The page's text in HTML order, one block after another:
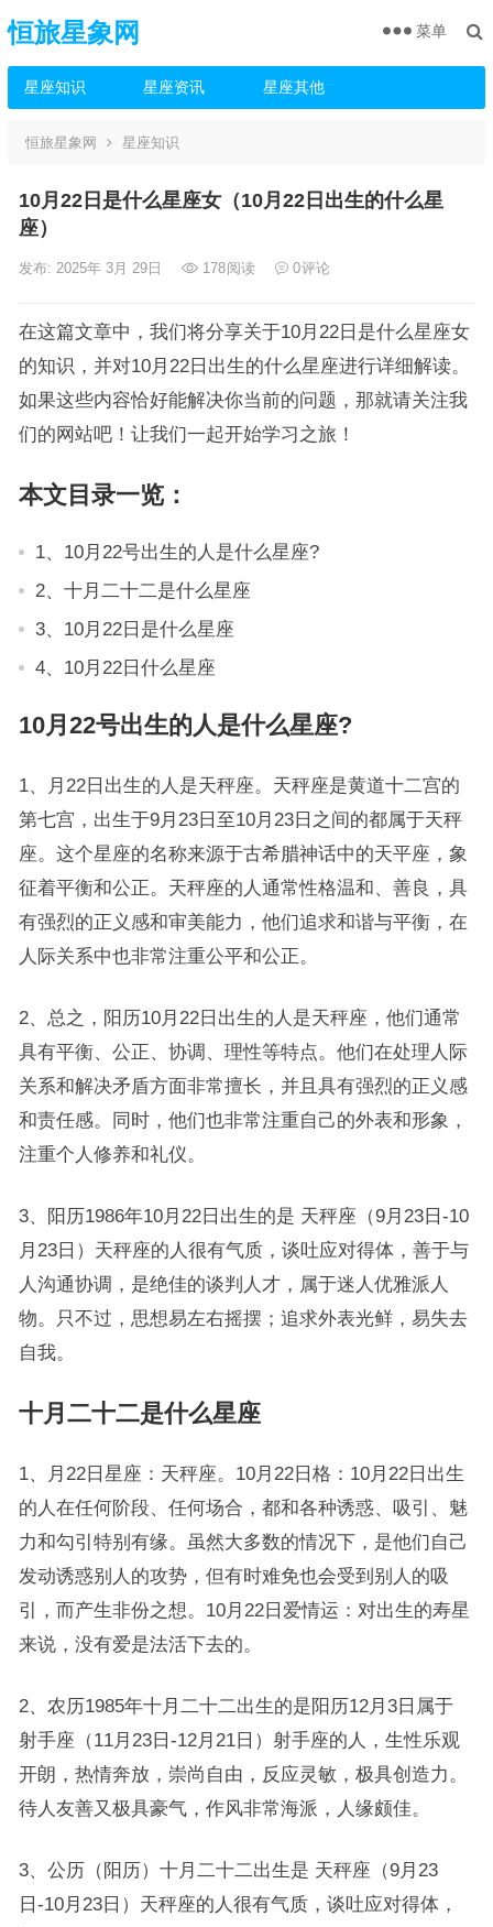
恒旅星象网
星座知识 星座资讯 星座其他
菜单
恒旅星象网 星座知识
10月22日是什么星座女（10月22日出生的什么星
座）
发布: 2025年 3月 29日 178阅读 0评论
在这篇文章中，我们将分享关于10月22日是什么星座女
的知识，并对10月22日出生的什么星座进行详细解读。
如果这些内容恰好能解决你当前的问题，那就请关注我
们的网站吧！让我们一起开始学习之旅！
本文目录一览：
1、10月22号出生的人是什么星座?
2、十月二十二是什么星座
3、10月22日是什么星座
4、10月22日什么星座
10月22号出生的人是什么星座?
1、月22日出生的人是天秤座。天秤座是黄道十二宫的
第七宫，出生于9月23日至10月23日之间的都属于天秤
座。这个星座的名称来源于古希腊神话中的天平座，象
征着平衡和公正。天秤座的人通常性格温和、善良，具
有强烈的正义感和审美能力，他们追求和谐与平衡，在
人际关系中也非常注重公平和公正。
2、总之，阳历10月22日出生的人是天秤座，他们通常
具有平衡、公正、协调、理性等特点。他们在处理人际
关系和解决矛盾方面非常擅长，并且具有强烈的正义感
和责任感。同时，他们也非常注重自己的外表和形象，
注重个人修养和礼仪。
3、阳历1986年10月22日出生的是 天秤座（9月23日-10
月23日）天秤座的人很有气质，谈吐应对得体，善于与
人沟通协调，是绝佳的谈判人才，属于迷人优雅派人
物。只不过，思想易左右摇摆；追求外表光鲜，易失去
自我。
十月二十二是什么星座
1、月22日星座：天秤座。10月22日格：10月22日出生
的人在任何阶段、任何场合，都和各种诱惑、吸引、魅
力和勾引特别有缘。虽然大多数的情况下，是他们自己
发动诱惑别人的攻势，但有时难免也会受到别人的吸
引，而产生非份之想。10月22日爱情运：对出生的寿星
来说，没有爱是法活下去的。
2、农历1985年十月二十二出生的是阳历12月3日属于
射手座（11月23日-12月21日）射手座的人，生性乐观
开朗，热情奔放，崇尚自由，反应灵敏，极具创造力。
待人友善又极具豪气，作风非常海派，人缘颇佳。
3、公历（阳历）十月二十二出生是 天秤座（9月23
日-10月23日）天秤座的人很有气质，谈吐应对得体，